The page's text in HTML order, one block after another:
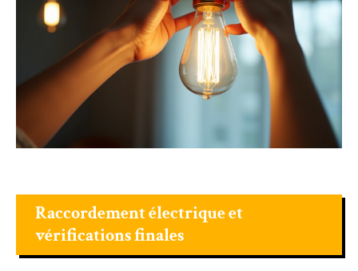
Raccordement électrique et
vérifications finales